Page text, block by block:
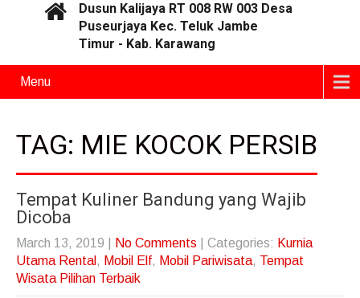
Dusun Kalijaya RT 008 RW 003 Desa
Puseurjaya Kec. Teluk Jambe
Timur - Kab. Karawang
Menu
TAG: MIE KOCOK PERSIB
Tempat Kuliner Bandung yang Wajib
Dicoba
March 13, 2019 No Comments | Categories: Kurnia
Utama Rental , Mobil Elf, Mobil Pariwisata, Tempat
Wisata Pilihan Terbaik